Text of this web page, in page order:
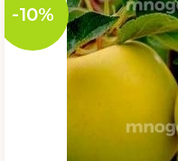
-10%
10 см
15 см